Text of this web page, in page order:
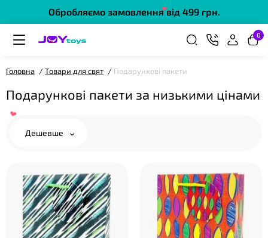
Обробляємо замовлення від 499 грн.
0
Головна Товари для свят Подарункові пакети
Подарункові пакети за низькими цінами
Дешевше